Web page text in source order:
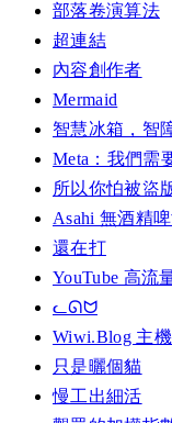
部落卷演算法
超連結
內容創作者
Mermaid
智慧冰箱，智
Meta：我們需
所以你怕被盜
Asahi 無酒精
還在打
YouTube 高流
ᓚᘏᗢ
Wiwi.Blog 主
只是曬個貓
慢工出細活